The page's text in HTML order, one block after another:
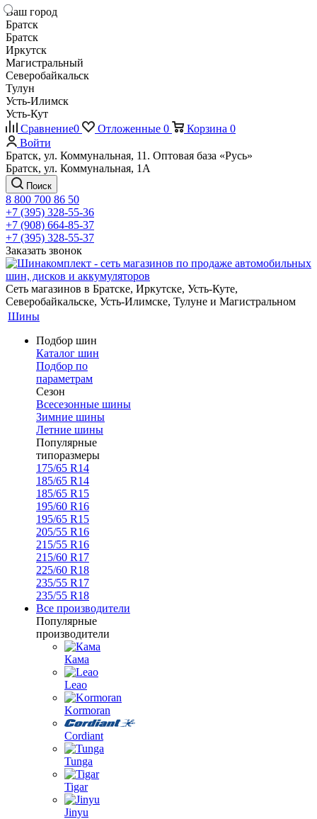
Ваш город
Братск
Братск
Иркутск
Магистральный
Северобайкальск
Тулун
Усть-Илимск
Усть-Кут
Сравнение0 Отложенные 0 Корзина 0
Войти
Братск, ул. Коммунальная, 11. Оптовая база «Русь»
Братск, ул. Коммунальная, 1А
Поиск
8 800 700 86 50
+7 (395) 328-55-36
+7 (908) 664-85-37
+7 (395) 328-55-37
Заказать звонок
Сеть магазинов в Братске, Иркутске, Усть-Куте,
Северобайкальске, Усть-Илимске, Тулуне и Магистральном
Шины
Подбор шин
Каталог шин
Подбор по
параметрам
Сезон
Всесезонные шины
Зимние шины
Летние шины
Популярные
типоразмеры
175/65 R14
185/65 R14
185/65 R15
195/60 R16
195/65 R15
205/55 R16
215/55 R16
215/60 R17
225/60 R18
235/55 R17
235/55 R18
Все производители
Популярные
производители
Кама
Leao
Kormoran
Cordiant
Tunga
Tigar
Jinyu